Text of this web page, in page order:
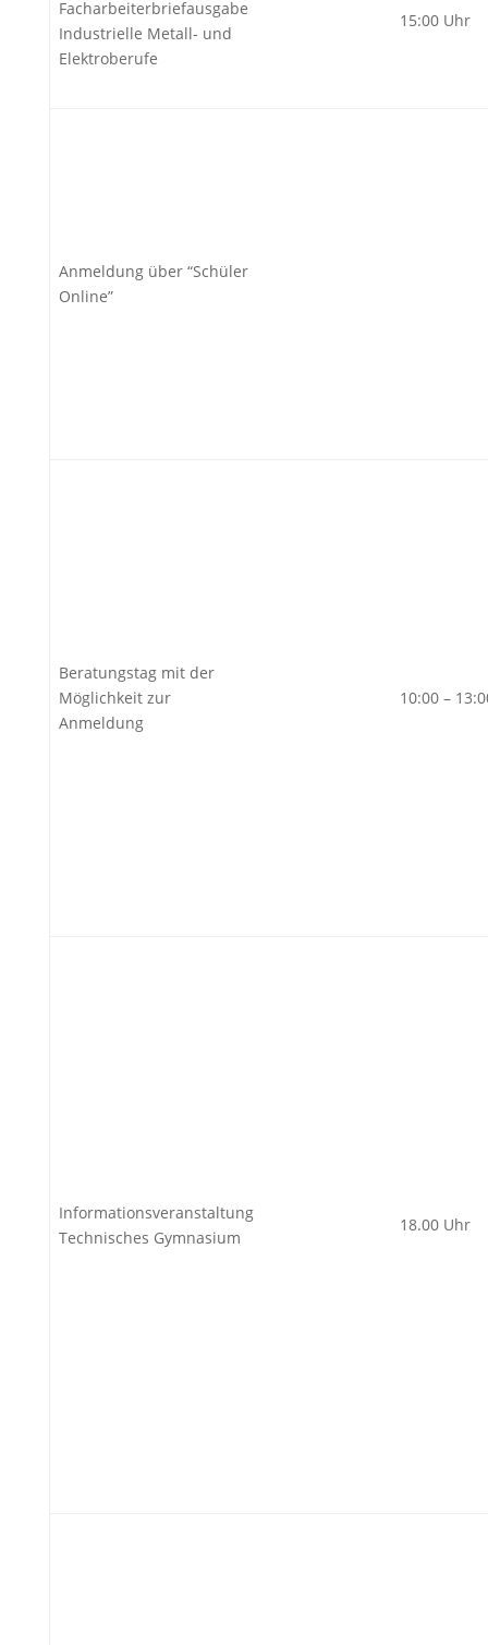
Facharbeiterbriefausgabe
Industrielle Metall- und
Elektroberufe
15:00 Uhr
Anmeldung über “Schüler
Online”
Beratungstag mit der
Möglichkeit zur
Anmeldung
10:00 –
Informationsveranstaltung
Technisches Gymnasium
18.00 Uhr